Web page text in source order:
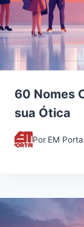
60 Nomes
sua Ótica
Por EM